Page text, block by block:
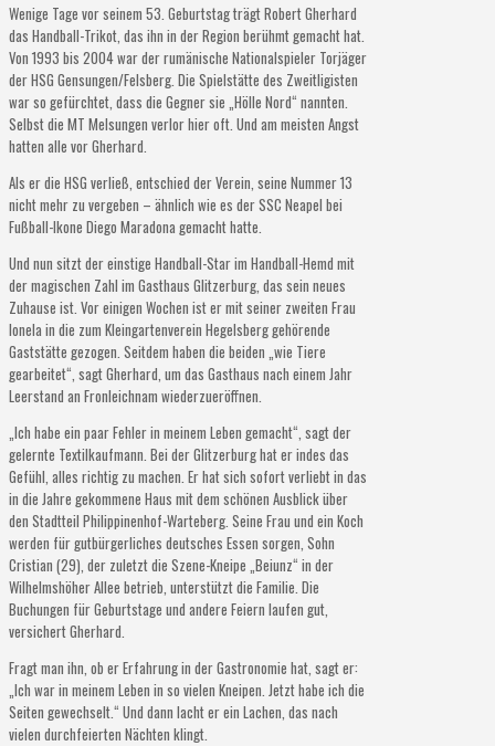
Wenige Tage vor seinem 53. Geburtstag trägt Robert Gherhard
das Handball-Trikot, das ihn in der Region berühmt gemacht hat.
Von 1993 bis 2004 war der rumänische Nationalspieler Torjäger
der HSG Gensungen/Felsberg. Die Spielstätte des Zweitligisten
war so gefürchtet, dass die Gegner sie „Hölle Nord“ nannten.
Selbst die MT Melsungen verlor hier oft. Und am meisten Angst
hatten alle vor Gherhard.
Als er die HSG verließ, entschied der Verein, seine Nummer 13
nicht mehr zu vergeben – ähnlich wie es der SSC Neapel bei
Fußball-Ikone Diego Maradona gemacht hatte.
Und nun sitzt der einstige Handball-Star im Handball-Hemd mit
der magischen Zahl im Gasthaus Glitzerburg, das sein neues
Zuhause ist. Vor einigen Wochen ist er mit seiner zweiten Frau
Ionela in die zum Kleingartenverein Hegelsberg gehörende
Gaststätte gezogen. Seitdem haben die beiden „wie Tiere
gearbeitet“, sagt Gherhard, um das Gasthaus nach einem Jahr
Leerstand an Fronleichnam wiederzueröffnen.
„Ich habe ein paar Fehler in meinem Leben gemacht“, sagt der
gelernte Textilkaufmann. Bei der Glitzerburg hat er indes das
Gefühl, alles richtig zu machen. Er hat sich sofort verliebt in das
in die Jahre gekommene Haus mit dem schönen Ausblick über
den Stadtteil Philippinenhof-Warteberg. Seine Frau und ein Koch
werden für gutbürgerliches deutsches Essen sorgen, Sohn
Cristian (29), der zuletzt die Szene-Kneipe „Beiunz“ in der
Wilhelmshöher Allee betrieb, unterstützt die Familie. Die
Buchungen für Geburtstage und andere Feiern laufen gut,
versichert Gherhard.
Fragt man ihn, ob er Erfahrung in der Gastronomie hat, sagt er:
„Ich war in meinem Leben in so vielen Kneipen. Jetzt habe ich die
Seiten gewechselt.“ Und dann lacht er ein Lachen, das nach
vielen durchfeierten Nächten klingt.